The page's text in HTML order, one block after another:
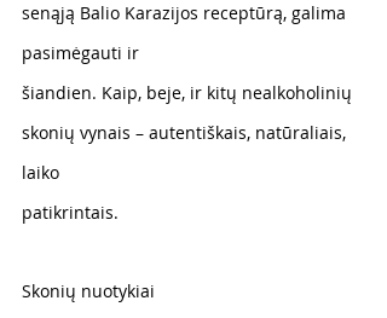
senąją Balio Karazijos receptūrą, galima
pasimėgauti ir
šiandien. Kaip, beje, ir kitų nealkoholinių
skonių vynais – autentiškais, natūraliais,
laiko
patikrintais.
Skonių nuotykiai